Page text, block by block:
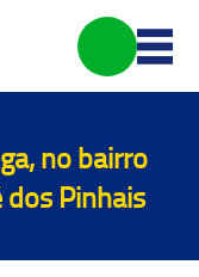
no bairro
dos Pinhais